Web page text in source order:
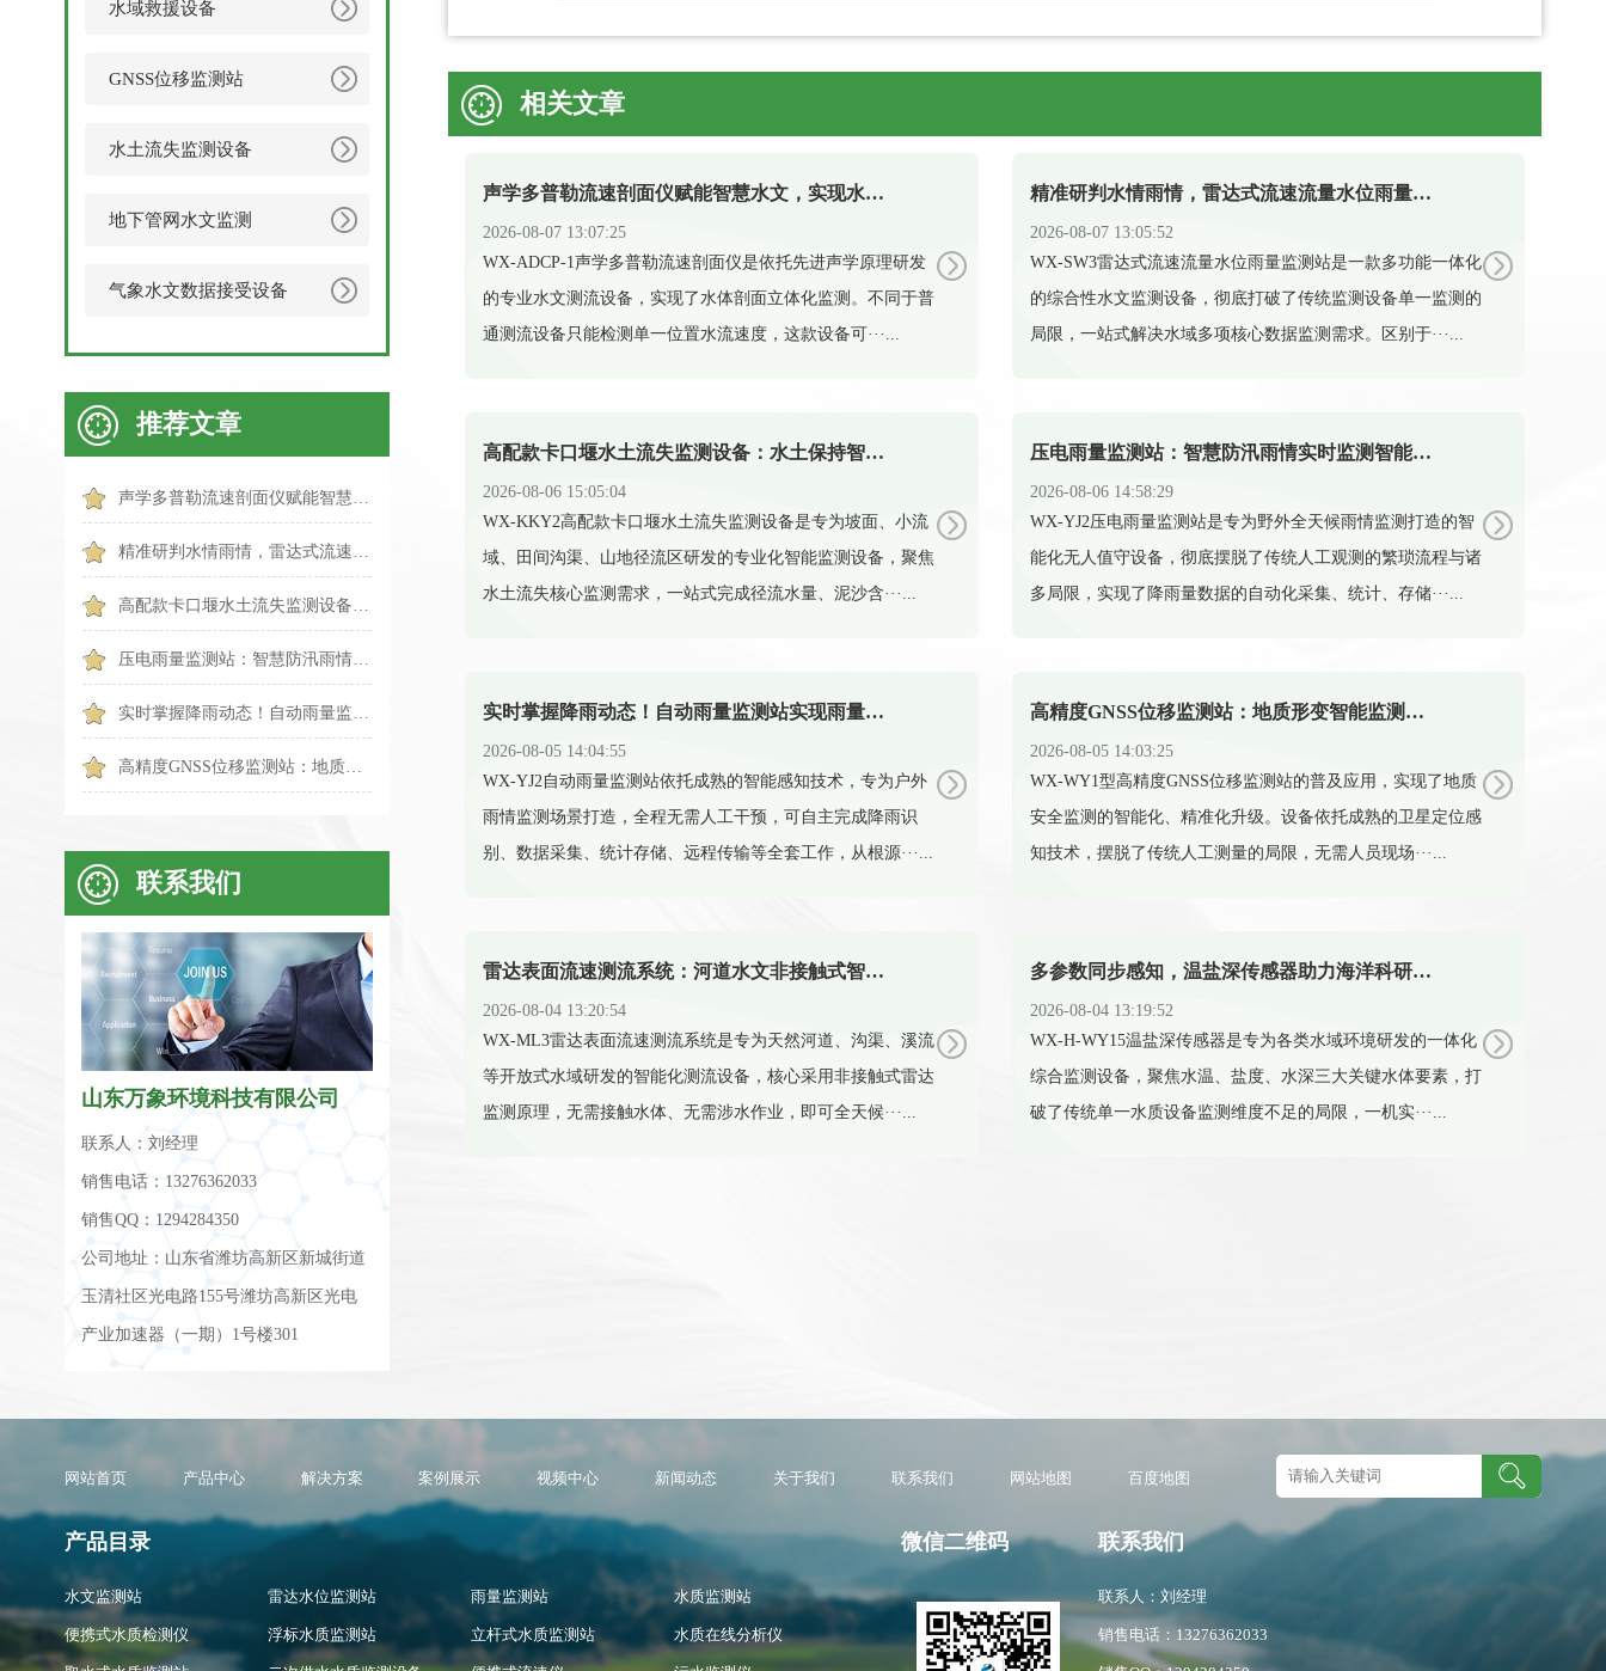
水域救援设备
GNSS位移监测站
水土流失监测设备
地下管网水文监测
气象水文数据接受设备
推荐文章
声学多普勒流速剖面仪赋能智慧水文，实现水体剖面精准测流
精准研判水情雨情，雷达式流速流量水位雨量监测站助力科学防汛
高配款卡口堰水土流失监测设备：水土保持智能化监测新装备
压电雨量监测站：智慧防汛雨情实时监测智能设备
实时掌握降雨动态！自动雨量监测站实现雨量精准监测
高精度GNSS位移监测站：地质形变智能监测守护全域安全
联系我们
山东万象环境科技有限公司
联系人：刘经理
销售电话：13276362033
销售QQ：1294284350
公司地址：山东省潍坊高新区新城街道
玉清社区光电路155号潍坊高新区光电
产业加速器（一期）1号楼301
相关文章
声学多普勒流速剖面仪赋能智慧水文，实现水体剖面精准测流
2026-08-07 13:07:25
​WX-ADCP-1声学多普勒流速剖面仪是依托先进声学原理研发
的专业水文测流设备，实现了水体剖面立体化监测。不同于普
通测流设备只能检测单一位置水流速度，这款设备可···...
精准研判水情雨情，雷达式流速流量水位雨量监测站助力科学防汛
2026-08-07 13:05:52
​WX-SW3雷达式流速流量水位雨量监测站是一款多功能一体化
的综合性水文监测设备，彻底打破了传统监测设备单一监测的
局限，一站式解决水域多项核心数据监测需求。区别于···...
高配款卡口堰水土流失监测设备：水土保持智能化监测新装备
2026-08-06 15:05:04
​WX-KKY2高配款卡口堰水土流失监测设备是专为坡面、小流
域、田间沟渠、山地径流区研发的专业化智能监测设备，聚焦
水土流失核心监测需求，一站式完成径流水量、泥沙含···...
压电雨量监测站：智慧防汛雨情实时监测智能设备
2026-08-06 14:58:29
​WX-YJ2压电雨量监测站是专为野外全天候雨情监测打造的智
能化无人值守设备，彻底摆脱了传统人工观测的繁琐流程与诸
多局限，实现了降雨量数据的自动化采集、统计、存储···...
实时掌握降雨动态！自动雨量监测站实现雨量精准监测
2026-08-05 14:04:55
​WX-YJ2自动雨量监测站依托成熟的智能感知技术，专为户外
雨情监测场景打造，全程无需人工干预，可自主完成降雨识
别、数据采集、统计存储、远程传输等全套工作，从根源···...
高精度GNSS位移监测站：地质形变智能监测守护全域安全
2026-08-05 14:03:25
​WX-WY1型高精度GNSS位移监测站的普及应用，实现了地质
安全监测的智能化、精准化升级。设备依托成熟的卫星定位感
知技术，摆脱了传统人工测量的局限，无需人员现场···...
雷达表面流速测流系统：河道水文非接触式智能测流设备
2026-08-04 13:20:54
​WX-ML3雷达表面流速测流系统是专为天然河道、沟渠、溪流
等开放式水域研发的智能化测流设备，核心采用非接触式雷达
监测原理，无需接触水体、无需涉水作业，即可全天候···...
多参数同步感知，温盐深传感器助力海洋科研新发展
2026-08-04 13:19:52
​WX-H-WY15温盐深传感器是专为各类水域环境研发的一体化
综合监测设备，聚焦水温、盐度、水深三大关键水体要素，打
破了传统单一水质设备监测维度不足的局限，一机实···...
网站首页 产品中心 解决方案 案例展示 视频中心 新闻动态 关于我们 联系我们 网站地图 百度地图
产品目录
水文监测站 雷达水位监测站 雨量监测站 水质监测站
便携式水质检测仪 浮标水质监测站 立杆式水质监测站 水质在线分析仪
微信二维码 联系我们
联系人：刘经理
销售电话：13276362033